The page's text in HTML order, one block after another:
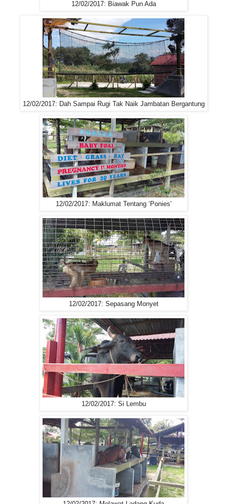
12/02/2017: Biawak Pun Ada
12/02/2017: Dah Sampai Rugi Tak Naik Jambatan Bergantung
12/02/2017: Maklumat Tentang ‘Ponies’
12/02/2017: Sepasang Monyet
12/02/2017: Si Lembu